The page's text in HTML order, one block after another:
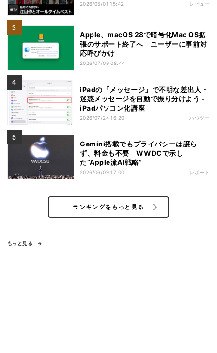
2026/05/01 15:42 レビュー
Apple、macOS 28で暗号化Mac OS拡
張のサポート終了へ ユーザーに事前対
応呼びかけ
2026/07/09 08:44
iPadの「メッセージ」で不明な差出人・
迷惑メッセージを自動で振り分けよう -
iPadパソコン化講座
2026/07/24 16:20 ハウツー
Gemini搭載でもプライバシーは譲ら
ず、料金も不要 WWDCで示し
た“Apple流AI戦略”
2026/06/09 17:00 レポート
ランキングをもっと見る
もっと見る